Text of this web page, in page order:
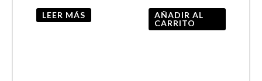
LEER MÁS
AÑADIR AL
CARRITO